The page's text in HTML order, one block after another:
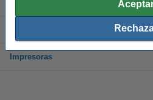
Impresoras